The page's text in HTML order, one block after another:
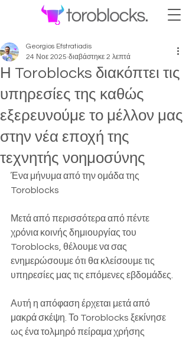
Η Toroblocks διακόπτει τις
υπηρεσίες της καθώς
εξερευνούμε το μέλλον μας
στην νέα εποχή της
τεχνητής νοημοσύνης
Georgios Efstratiadis
24 Νοε 2025 διαβάστηκε 2 λεπτά
Ένα μήνυμα από την ομάδα της
Toroblocks
Μετά από περισσότερα από πέντε
χρόνια κοινής δημιουργίας του
Toroblocks, θέλουμε να σας
ενημερώσουμε ότι θα κλείσουμε τις
υπηρεσίες μας τις επόμενες εβδομάδες.
Αυτή η απόφαση έρχεται μετά από
μακρά σκέψη. Το Toroblocks ξεκίνησε
ως ένα τολμηρό πείραμα χρήσης